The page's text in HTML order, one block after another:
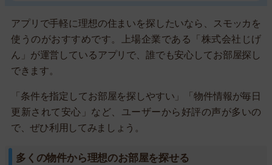
アプリで手軽に理想の住まいを探したいなら、スモッカを
使うのがおすすめです。上場企業である「株式会社じげ
ん」が運営しているアプリで、誰でも安心してお部屋探し
できます。
「条件を指定してお部屋を探しやすい」「物件情報が毎日
更新されて安心」など、ユーザーから好評の声が多いの
で、ぜひ利用してみましょう。
多くの物件から理想のお部屋を探せる